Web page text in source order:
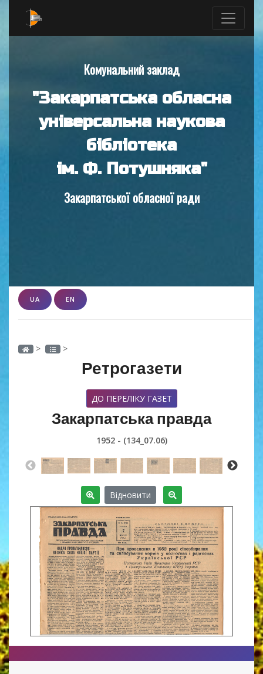
Комунальний заклад
"Закарпатська обласна
універсальна наукова
бібліотека
ім. Ф. Потушняка"
Закарпатської обласної ради
UA EN
> >
Ретрогазети
ДО ПЕРЕЛІКУ ГАЗЕТ
Закарпатська правда
1952 - (134_07.06)
Відновити